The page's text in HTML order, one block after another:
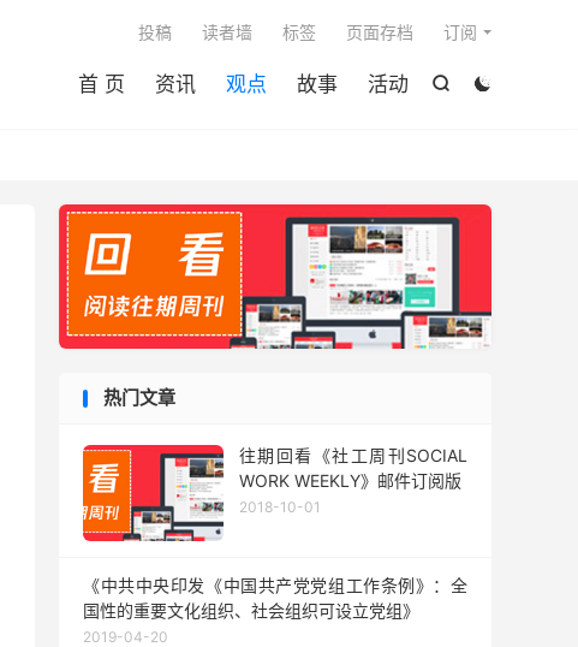


首 页 资讯 观点 故事 活动
投稿 读者墙 标签 页面存档 订阅
热门文章
往期回看《社工周刊SOCIAL
WORK WEEKLY》邮件订阅版
2018-10-01
《中共中央印发《中国共产党党组工作条例》：全
国性的重要文化组织、社会组织可设立党组》
2019-04-20